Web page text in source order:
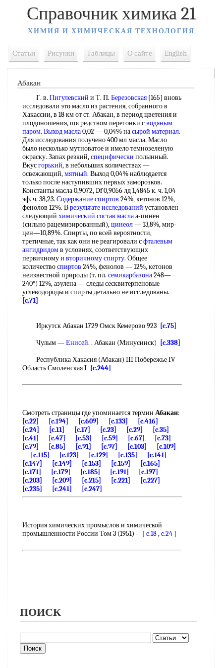
Справочник химика 21
ХИМИЯ И ХИМИЧЕСКАЯ ТЕХНОЛОГИЯ
Статьи Рисунки Таблицы О сайте English
Абакан
Г. в. Пигулевский и Т. П. Березовская [165] вновь
исследовали это масло из растения, собранного в
Хакассии, в 18 км от ст. Абакан, в период цветения и
плодоношения, посредством перегонки сводяным
паром. Выход масла0,02 — 0,04% насырой материал.
Для исследования получено 400 мл масла. Масло
было несколько мутноватое и имело темнозеленую
окраску. Запах резкий,специфически полынный.
Вкусгорький, в небольших количествах —
освежающий,мятный. Выход 0,04% наблюдается
только после наступивших первых заморозков.
Константы масла 0,9072, Df 0,9056 лд 1,4845 к. ч. 1,04
эф. ч. 38,23. Содержание спиртов 24%, кетонов 12%,
фенолов 12%. Врезультате исследований установлен
следующий химический состав маслаа-пинен
(сильно рацемизированный),цинеол— 13,8%, мир-
цен—10,89%. Спирты, по всей вероятности,
третичные, так как они не реагировали сфталевым
ангидридомв условиях, соответствующих
первичному и вторичному спирту. Общее
количествоспиртов 24%, фенолов — 12%, кетонов
неизвестной природы (т. пл. семикарбазона248—
240°) 12%, азулена — следы сесквитерпеновые
углеводороды и спирты детально не исследованы.
[c.71]
Иркутск Абакан 1729 Омск Кемерово 923 [c.75]
Чулым —Енисей. . Абакан (Минусинск)
[c.338]
Республика Хакасия (Абакан) III Побережье IV
Область Смоленская I [c.244]
Смотреть страницы где упоминается термин Абакан:
[c.22]
[c.194] [c.609] [c.133]
[c.416]
[c.24]
[c.11] [c.17] [c.23] [c.29]
[c.35]
[c.41]
[c.47] [c.53] [c.59] [c.67]
[c.73]
[c.79]
[c.85] [c.91] [c.97] [c.103]
[c.109]
[c.115]
[c.123] [c.129] [c.135]
[c.141]
[c.147]
[c.149] [c.153] [c.159]
[c.165]
[c.171]
[c.179] [c.185] [c.191]
[c.197]
[c.203]
[c.209] [c.215] [c.221]
[c.227]
[c.235]
[c.241] [c.247]
История химических промыслов и химической
промышленности России Том 3 (1951) -- [ c.18,c.24]
ПОИСК